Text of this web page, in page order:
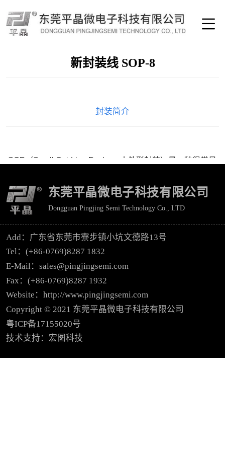
​新封装线 SOP-8
封装简介
SOP（Small Out-Line Package 小外形封装）是一种很常见
形），SOP-8 封装为引脚数量为 8的 SOP封装，封装材料采
封装特点
东莞平晶微电子科技有限公司
Dongguan Pingjing Semi Technology Co., LTD
Add：广东省东莞市寮步镇小坑文德路13号
Tel：(+86-0769)8287 1832
E-Mail：sales@pingjingsemi.com
Fax：(+86-0769)8287 1932
Website：http://www.pingjingsemi.com
Copyright © 2021 东莞平晶微电子科技有限公司
粤ICP备17155020号
技术支持：宏图科技